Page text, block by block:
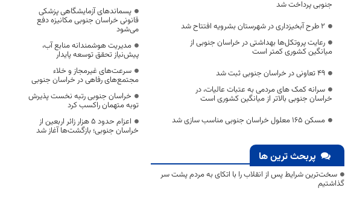
جنوبی پرداخت شد
۲ طرح آبخیزداری در شهرستان بشرویه افتتاح شد
رعایت پروتکل‌ها بهداشتی در خراسان جنوبی از
میانگین کشوری کمتر است
۴۹ تعاونی در خراسان جنوبی ثبت شد
سرانه کمک های مردمی به عتبات عالیات، در
خراسان جنوبی بالاتر از میانگین کشوری است
مسکن 165 معلول خراسان جنوبی مناسب سازی شد
پربحث ترین ها
سخت‌ترین شرایط پس از انقلاب را با اتکای به مردم پشت سر
گذاشتیم
پسماندهای آزمایشگاهی پزشکی
قانونی خراسان جنوبی مکانیزه دفع
می‌شود
مدیریت هوشمندانه منابع آب،
پیش‌نیاز تحقق توسعه پایدار
سرعت‌های غیرمجاز و خلاء
مجتمع‌های رفاهی در خراسان جنوبی
خراسان جنوبی رتبه نخست پذیرش
توبه متهمان راکسب کرد
اعزام حدود 5 هزار زائر اربعین از
خراسان جنوبی؛ بازگشت‌ها آغاز شد